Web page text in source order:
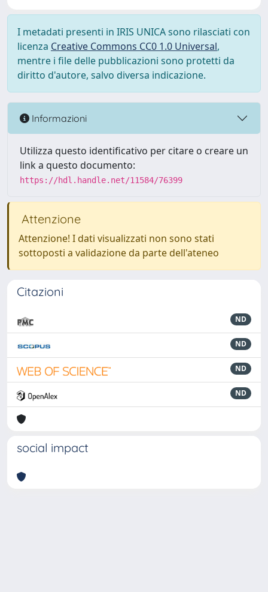
I metadati presenti in IRIS UNICA sono rilasciati con
licenza Creative Commons CC0 1.0 Universal,
mentre i file delle pubblicazioni sono protetti da
diritto d'autore, salvo diversa indicazione.
Informazioni
Utilizza questo identificativo per citare o creare un
link a questo documento:
https://hdl.handle.net/11584/76399
Attenzione
Attenzione! I dati visualizzati non sono stati
sottoposti a validazione da parte dell'ateneo
Citazioni
ND
ND
ND
ND
social impact